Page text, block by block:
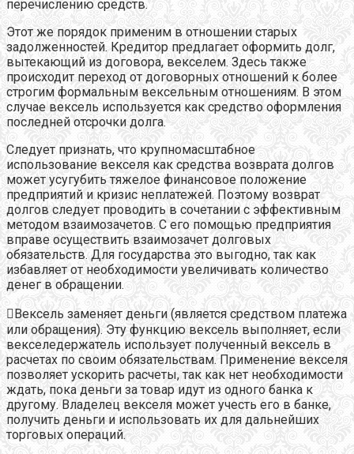
перечислению средств.
Этот же порядок применим в отношении старых
задолженностей. Кредитор предлагает оформить долг,
вытекающий из договора, векселем. Здесь также
происходит переход от договорных отношений к более
строгим формальным вексельным отношениям. В этом
случае вексель используется как средство оформления
последней отсрочки долга.
Следует признать, что крупномасштабное
использование векселя как средства возврата долгов
может усугубить тяжелое финансовое положение
предприятий и кризис неплатежей. Поэтому возврат
долгов следует проводить в сочетании с эффективным
методом взаимозачетов. С его помощью предприятия
вправе осуществить взаимозачет долговых
обязательств. Для государства это выгодно, так как
избавляет от необходимости увеличивать количество
денег в обращении.
Вексель заменяет деньги (является средством платежа
или обращения). Эту функцию вексель выполняет, если
векселедержатель использует полученный вексель в
расчетах по своим обязательствам. Применение векселя
позволяет ускорить расчеты, так как нет необходимости
ждать, пока деньги за товар идут из одного банка к
другому. Владелец векселя может учесть его в банке,
получить деньги и использовать их для дальнейших
торговых операций.